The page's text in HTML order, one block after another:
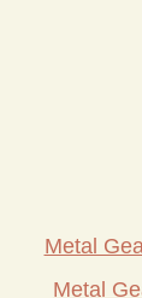
Metal
Metal